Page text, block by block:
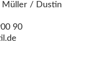
Müller / Dustin
90